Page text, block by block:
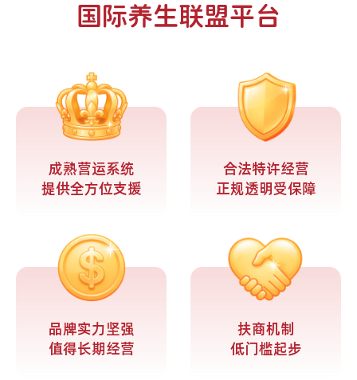
国际养生联盟平台
成熟营运系统
提供全方位支援
合法特许经营
正规透明受保障
品牌实力坚强
值得长期经营
扶商机制
低门槛起步